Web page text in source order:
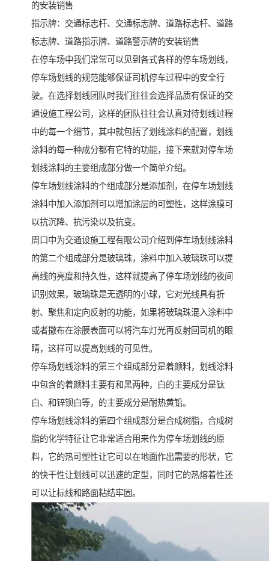
的安装销售
指示牌：交通标志杆、交通标志牌、道路标志杆、道路
标志牌、道路指示牌、道路警示牌的安装销售
在停车场中我们常常可以见到各式各样的停车场划线，
停车场划线的规范能够保证司机停车过程中的安全行
驶。在选择划线团队时我们往往会选择品质有保证的交
通设施工程公司，这样的团队往往会认真对待划线过程
中的每一个细节，其中就包括了划线涂料的配置，划线
涂料的每一种成分都有它特的功能，接下来就对停车场
划线涂料的主要组成部分做一个简单介绍。
停车场划线涂料的个组成部分是添加剂，在停车场划线
涂料中加入添加剂可以增加涂层的可塑性，这样涂膜可
以抗沉降、抗污染以及抗变。
周口中为交通设施工程有限公司介绍到停车场划线涂料
的第二个组成部分是玻璃珠，涂料中加入玻璃珠可以提
高线的亮度和持久性，这样就提高了停车场划线的夜间
识别效果，玻璃珠是无透明的小球，它对光线具有折
射、聚焦和定向反射的功能，如果将玻璃珠混入涂料中
或者撒布在涂膜表面可以将汽车灯光再反射回司机的眼
睛，这样可以提高划线的可见性。
停车场划线涂料的第三个组成部分是着颜料，划线涂料
中包含的着颜料主要有和黑两种，白的主要成分是钛
白、和锌钡白等，的主要成分是耐热黄铅。
停车场划线涂料的第四个组成部分是合成树脂，合成树
脂的化学特征让它非常适合用来作为停车场划线的原
料，它的热可塑性让它可以在地面作出需要的形状，它
的快干性让划线可以迅速的定型，同时它的热熔着性还
可以让标线和路面粘结牢固。